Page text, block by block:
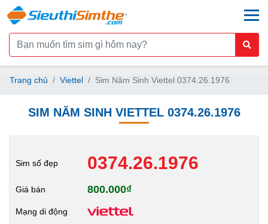
Trang chủ Viettel Sim Năm Sinh Viettel 0374.26.1976
SIM NĂM SINH VIETTEL 0374.26.1976
Sim số đẹp 0374.26.1976
Giá bán 800.000₫
Mạng di động